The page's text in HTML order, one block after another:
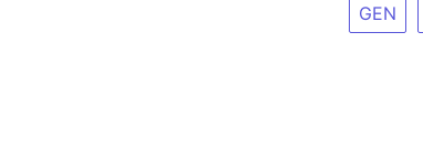
GEN